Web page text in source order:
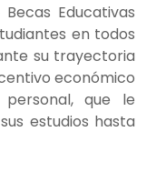
Educativas
en todos
su trayectoria
económico
que le
estudios hasta